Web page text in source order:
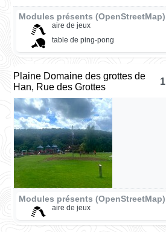
Modules présents (OpenStreetMap)
aire de jeux
table de ping-pong
Plaine Domaine des grottes de
Han, Rue des Grottes
1
Modules présents (OpenStreetMap)
aire de jeux